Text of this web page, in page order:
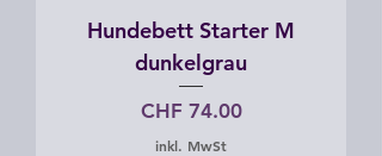
Hundebett Starter M
dunkelgrau
Preis
CHF 74.00
inkl. MwSt